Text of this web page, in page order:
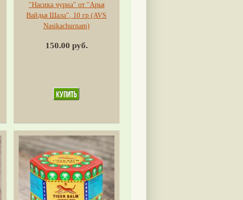
"Насика чурна" от "Арья
Вайдья Шала", 10 гр (AVS
Nasikachurnam)
150.00 руб.